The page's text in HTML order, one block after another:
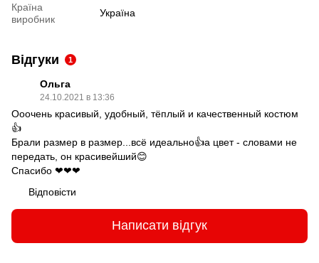
Країна
виробник
Україна
Відгуки 1
Ольга
24.10.2021 в 13:36
Ооочень красивый, удобный, тёплый и качественный костюм
👍
Брали размер в размер...всё идеально👍а цвет - словами не
передать, он красивейший😊
Спасибо ❤❤❤
Відповісти
Написати відгук